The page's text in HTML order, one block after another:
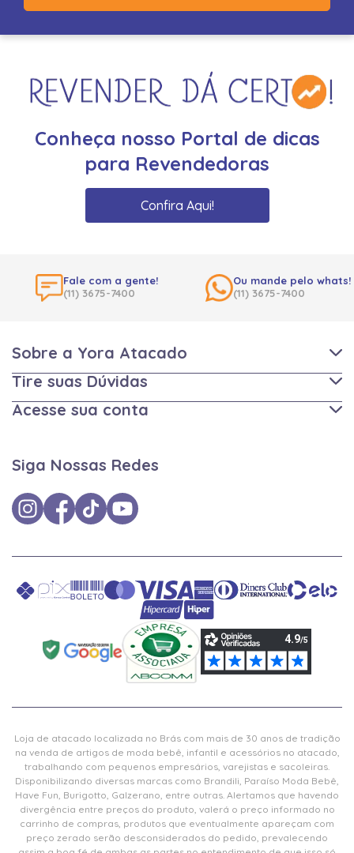
Conheça nosso Portal de dicas
para Revendedoras
Confira Aqui!
Fale com a gente!
(11) 3675-7400
Ou mande pelo whats!
(11) 3675-7400
Sobre a Yora Atacado
Tire suas Dúvidas
Acesse sua conta
Siga Nossas Redes
Loja de atacado localizada no Brás com mais de 30 anos de tradição
na venda de artigos de moda bebê, infantil e acessórios no atacado,
trabalhando com pequenos empresários, varejistas e sacoleiras.
Disponibilizando diversas marcas como Brandili, Paraíso Moda Bebê,
Have Fun, Burigotto, Galzerano, entre outras. Alertamos que havendo
divergência entre preços do produto, valerá o preço informado no
carrinho de compras, produtos que eventualmente apareçam com
preço zerado serão desconsiderados do pedido, prevalecendo